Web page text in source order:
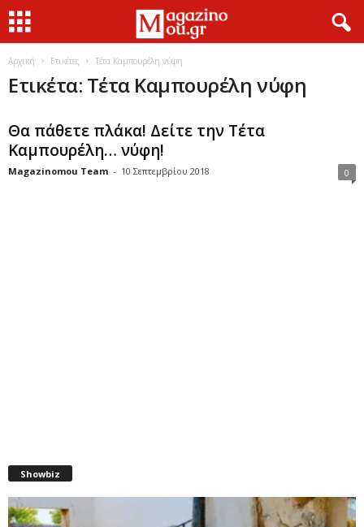
Αρχική Ετικέτες Τέτα Καμπουρέλη νύφη
Ετικέτα: Τέτα Καμπουρέλη νύφη
Θα πάθετε πλάκα! Δείτε την Τέτα
Καμπουρέλη… νύφη!
Magazinomou Team - 10 Σεπτεμβρίου 2018 0
Showbiz